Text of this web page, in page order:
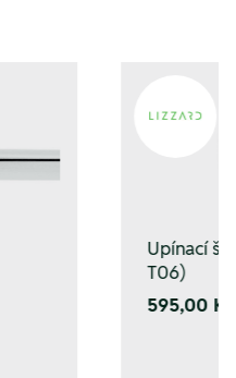
Upínací
T06)
595,00 Kč